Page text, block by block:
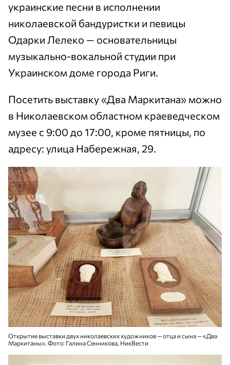
украинские песни в исполнении
николаевской бандуристки и певицы
Одарки Лелеко — основательницы
музыкально-вокальной студии при
Украинском доме города Риги.
Посетить выставку «Два Маркитана» можно
в Николаевском областном краеведческом
музее с 9:00 до 17:00, кроме пятницы, по
адресу: улица Набережная, 29.
Открытие выставки двух николаевских художников — отца и сына — «Два
Маркитаны». Фото: Галина Сенникова, НикВести